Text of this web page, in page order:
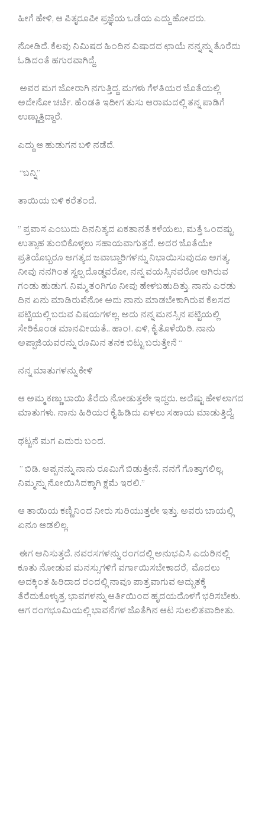
ಹೀಗೆ ಹೇಳಿ, ಆ ಪಿತೃರೂಪೀ ಪ್ರಜ್ಞೆಯ ಒಡೆಯ ಎದ್ದು ಹೋದರು.
ನೋಡಿದೆ. ಕೆಲವು ನಿಮಿಷದ ಹಿಂದಿನ ವಿಷಾದದ ಛಾಯೆ ನನ್ನನ್ನು ತೊರೆದು
ಓಡಿದಂತೆ ಹಗುರವಾಗಿದ್ದೆ.
ಅವರ ಮಗ ಜೋರಾಗಿ ನಗುತ್ತಿದ್ದ. ಮಗಳು ಗೆಳತಿಯರ ಜೊತೆಯಲ್ಲಿ
ಅದೇನೋ ಚರ್ಚೆ. ಹೆಂಡತಿ ಇದೀಗ ತುಸು ಆರಾಮದಲ್ಲಿ ತನ್ನ ಪಾಡಿಗೆ
ಉಣ್ಣುತ್ತಿದ್ದಾರೆ.
ಎದ್ದು ಆ ಹುಡುಗನ ಬಳಿ ನಡೆದೆ.
“ಬನ್ನಿ”
ತಾಯಿಯ ಬಳಿ ಕರೆತಂದೆ.
” ಪ್ರವಾಸ ಎಂಬುದು ದಿನನಿತ್ಯದ ಏಕತಾನತೆ ಕಳೆಯಲು, ಮತ್ತೆ ಒಂದಷ್ಟು
ಉತ್ಸಾಹ ತುಂಬಿಕೊಳ್ಳಲು ಸಹಾಯವಾಗುತ್ತದೆ. ಅದರ ಜೊತೆಯೇ
ಪ್ರತಿಯೊಬ್ಬರೂ ಅಗತ್ಯದ ಜವಾಬ್ದಾರಿಗಳನ್ನು ನಿಭಾಯಿಸುವುದೂ ಅಗತ್ಯ.
ನೀವು ನನಗಿಂತ ಸ್ವಲ್ಪ ದೊಡ್ಡವರೋ, ನನ್ನ ವಯಸ್ಸಿನವರೋ ಆಗಿರುವ
ಗಂಡು ಹುಡುಗ. ನಿಮ್ಮ ತಂಗಿಗೂ ನೀವು ಹೇಳಬಹುದಿತ್ತು. ನಾನು ಎರಡು
ದಿನ ಏನು ಮಾಡಿರುವೆನೋ ಅದು ನಾನು ಮಾಡಬೇಕಾಗಿರುವ ಕೆಲಸದ
ಪಟ್ಟಿಯಲ್ಲಿ ಬರುವ ವಿಷಯಗಳಲ್ಲ. ಅದು ನನ್ನ ಮನಸ್ಸಿನ ಪಟ್ಟಿಯಲ್ಲಿ
ಸೇರಿಕೊಂಡ ಮಾನವೀಯತೆ.. ಹಾಂ!. ಏಳಿ, ಕೈ ತೊಳೆಯಿರಿ. ನಾನು
ಅಪ್ಪಾಜಿಯವರನ್ನು ರೂಮಿನ ತನಕ ಬಿಟ್ಟು ಬರುತ್ತೇನೆ “
ನನ್ನ ಮಾತುಗಳನ್ನು ಕೇಳಿ
ಆ ಅಮ್ಮ ಕಣ್ಣು ಬಾಯಿ ತೆರೆದು ನೋಡುತ್ತಲೇ ಇದ್ದರು. ಅದೆಷ್ಟು ಹೇಳಲಾಗದ
ಮಾತುಗಳು. ನಾನು ಹಿರಿಯರ ಕೈ ಹಿಡಿದು ಏಳಲು ಸಹಾಯ ಮಾಡುತ್ತಿದ್ದೆ.
ಥಟ್ಟನೆ‌ ಮಗ ಎದುರು ಬಂದ.
” ಬಿಡಿ. ಅಪ್ಪನನ್ನು ನಾನು ರೂಮಿಗೆ ಬಿಡುತ್ತೇನೆ. ನನಗೆ ಗೊತ್ತಾಗಲಿಲ್ಲ.
ನಿಮ್ಮನ್ನು ನೋಯಿಸಿದಕ್ಕಾಗಿ ಕ್ಷಮೆ ಇರಲಿ.”
ಆ ತಾಯಿಯ ಕಣ್ಣಿನಿಂದ ನೀರು ಸುರಿಯುತ್ತಲೇ ಇತ್ತು. ಅವರು ಬಾಯಲ್ಲಿ
ಏನೂ ಆಡಲಿಲ್ಲ.
ಈಗ ಅನಿಸುತ್ತದೆ. ನವರಸಗಳನ್ನು ರಂಗದಲ್ಲಿ ಅನುಭವಿಸಿ ಎದುರಿನಲ್ಲಿ
ಕೂತು ನೋಡುವ ಮನಸ್ಸುಗಳಿಗೆ ವರ್ಗಾಯಿಸಬೇಕಾದರೆ, ಮೊದಲು
ಅದಕ್ಕಿಂತ ಹಿರಿದಾದ ರಂದಲ್ಲಿ ನಾವೂ ಪಾತ್ರವಾಗುವ ಅದ್ಬುತಕ್ಕೆ
ತೆರೆದುಕೊಳ್ಳುತ್ತ, ಭಾವಗಳನ್ನು ಆರ್ತಿಯಿಂದ ಹೃದಯದೊಳಗೆ ಭರಿಸಬೇಕು.
ಆಗ ರಂಗಭೂಮಿಯಲ್ಲಿ ಭಾವನೆಗಳ ಜೊತೆಗಿನ ಆಟ ಸುಲಲಿತವಾದೀತು.